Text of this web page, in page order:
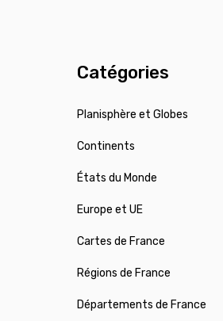
Catégories
Planisphère et Globes
Continents
États du Monde
Europe et UE
Cartes de France
Régions de France
Départements de France